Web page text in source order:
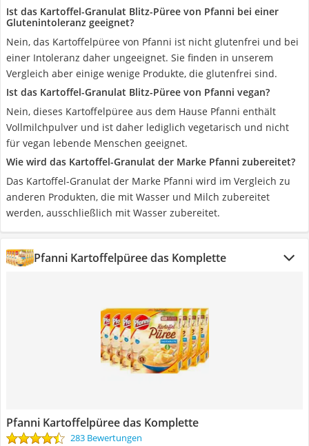
Ist das Kartoffel-Granulat Blitz-Püree von Pfanni bei einer
Glutenintoleranz geeignet?
Nein, das Kartoffelpüree von Pfanni ist nicht glutenfrei und bei
einer Intoleranz daher ungeeignet. Sie finden in unserem
Vergleich aber einige wenige Produkte, die glutenfrei sind.
Ist das Kartoffel-Granulat Blitz-Püree von Pfanni vegan?
Nein, dieses Kartoffelpüree aus dem Hause Pfanni enthält
Vollmilchpulver und ist daher lediglich vegetarisch und nicht
für vegan lebende Menschen geeignet.
Wie wird das Kartoffel-Granulat der Marke Pfanni zubereitet?
Das Kartoffel-Granulat der Marke Pfanni wird im Vergleich zu
anderen Produkten, die mit Wasser und Milch zubereitet
werden, ausschließlich mit Wasser zubereitet.
Pfanni Kartoffelpüree das Komplette
Pfanni Kartoffelpüree das Komplette
283 Bewertungen